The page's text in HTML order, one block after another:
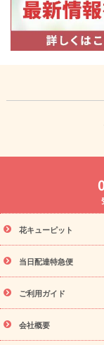
よく贈られる花
8月の誕生花(トル
お供え
ーブドフラワー
特集
お盆 花（新盆
盆・初盆）
お盆
フト
お盆・お供え
レゼント特集
夏
敬老の日におく
花ギフト・プレゼン
老の日 花鉢植えの
フト・プレゼント特
花キューピット
当日配達特急便
ご利用ガイド
会社概要